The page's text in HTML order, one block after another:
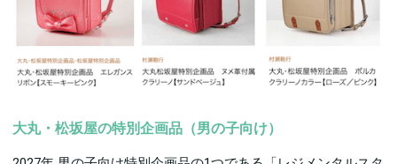
大丸・松坂屋の特別企画品（男の子向け）